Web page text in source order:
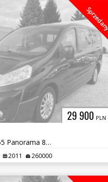
29 900 PLN
Sprzedany
Fiat Scudo 2.0 JTD 165 Panorama 8-Osobowy
2011 260000